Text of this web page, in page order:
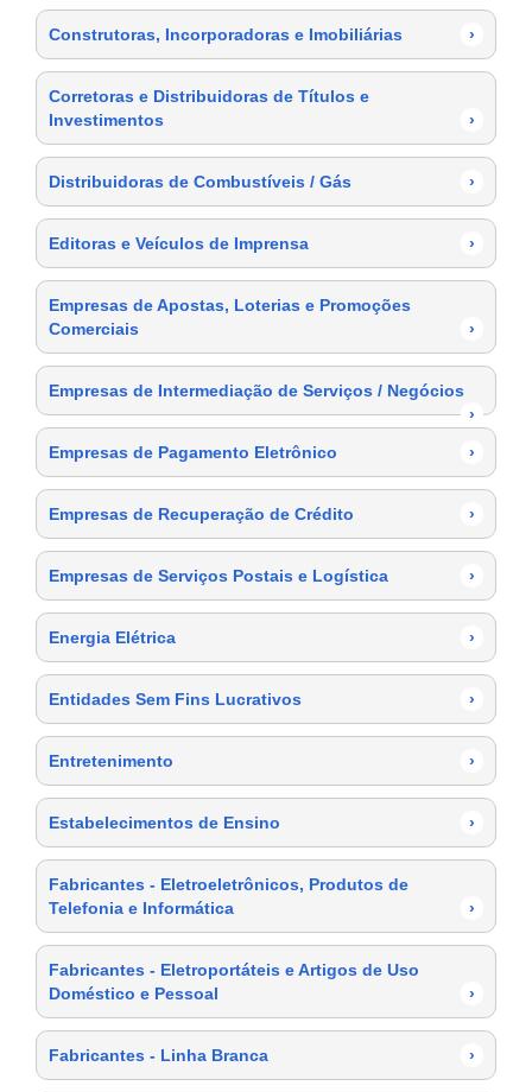
Construtoras, Incorporadoras e Imobiliárias ›
Corretoras e Distribuidoras de Títulos e
Investimentos
›
Distribuidoras de Combustíveis / Gás ›
Editoras e Veículos de Imprensa ›
Empresas de Apostas, Loterias e Promoções
Comerciais
›
Empresas de Intermediação de Serviços / Negócios
›
Empresas de Pagamento Eletrônico
›
Empresas de Recuperação de Crédito ›
Empresas de Serviços Postais e Logística ›
Energia Elétrica ›
Entidades Sem Fins Lucrativos ›
Entretenimento ›
Estabelecimentos de Ensino ›
Fabricantes - Eletroeletrônicos, Produtos de
Telefonia e Informática
›
Fabricantes - Eletroportáteis e Artigos de Uso
Doméstico e Pessoal
›
Fabricantes - Linha Branca ›